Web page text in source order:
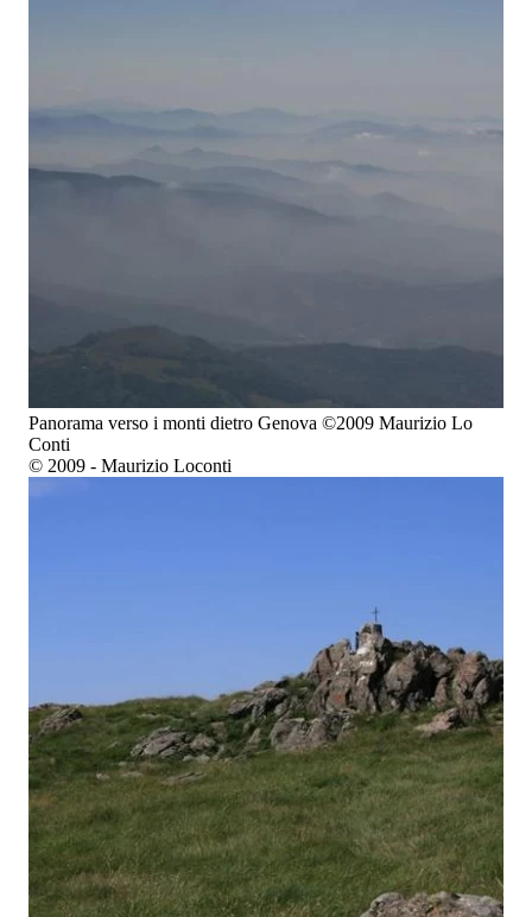
Panorama verso i monti dietro Genova ©2009 Maurizio Lo
Conti
© 2009 - Maurizio Loconti